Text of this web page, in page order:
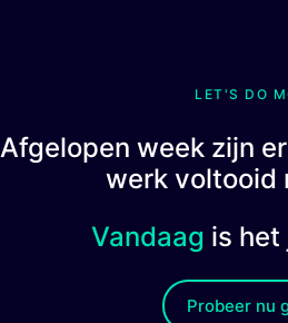
LET'S DO
Afgelopen week zijn er
werk voltooid
Vandaag is
Probeer nu